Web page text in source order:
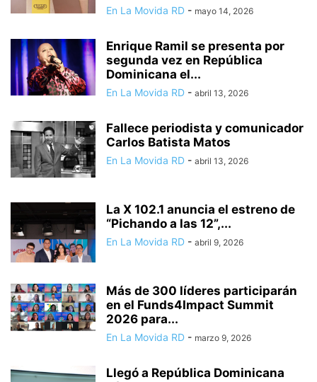
En La Movida RD - mayo 14, 2026
Enrique Ramil se presenta por
segunda vez en República
Dominicana el...
En La Movida RD - abril 13, 2026
Fallece periodista y comunicador
Carlos Batista Matos
En La Movida RD - abril 13, 2026
La X 102.1 anuncia el estreno de
“Pichando a las 12”,...
En La Movida RD - abril 9, 2026
Más de 300 líderes participarán
en el Funds4Impact Summit
2026 para...
En La Movida RD - marzo 9, 2026
Llegó a República Dominicana